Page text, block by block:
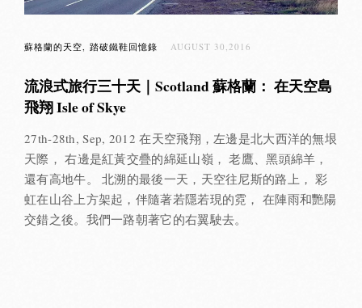
蘇格蘭的天空 踏破鐵鞋回憶錄 AUGUST 30,2016
流浪式旅行三十天｜Scotland 蘇格蘭： 在天空島
飛翔 Isle of Skye
27th-28th, Sep, 2012 在天空飛翔，左邊是北大西洋的無垠
天際， 右邊是紅黃交疊的綿延山嶺， 老鷹、黑頭綿羊，
還有高地牛。 北溯的最後一天，天空往尼斯的路上， 彩
虹在山谷上方架起，伴隨著若隱若現的霓， 在陣雨和艷陽
交錯之後。我們一路朝著它的右翼駛去。